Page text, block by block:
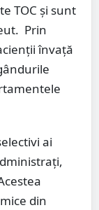
TOC și sunt
Prin
învață
ai
din